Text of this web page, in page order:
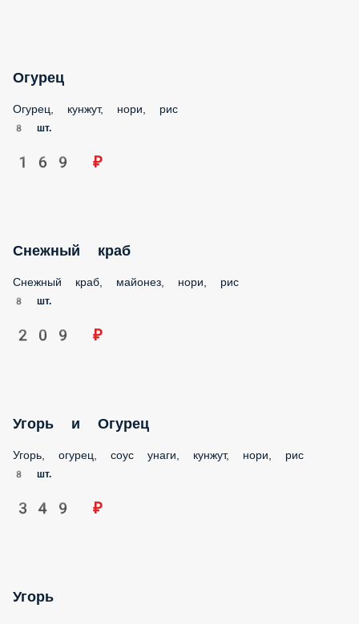
Огурец
Огурец, кунжут, нори, рис
8 шт.
169 ₽
Снежный краб
Снежный краб, майонез, нори, рис
8 шт.
209 ₽
Угорь и Огурец
Угорь, огурец, соус унаги, кунжут, нори, рис
349 ₽
Угорь